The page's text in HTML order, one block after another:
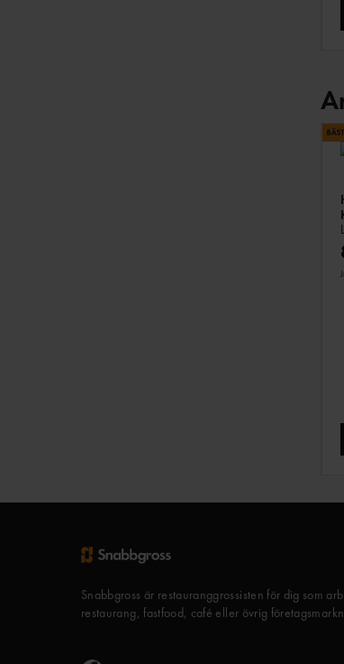
Snabbgross är restauranggrossisten för dig som
restaurang, fastfood, café eller övrig